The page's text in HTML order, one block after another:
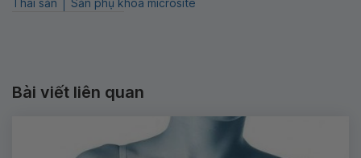
Thai sản Sản phụ khoa microsite
Bài viết liên quan